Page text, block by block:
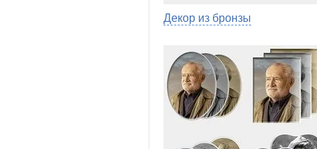
Декор из бронзы